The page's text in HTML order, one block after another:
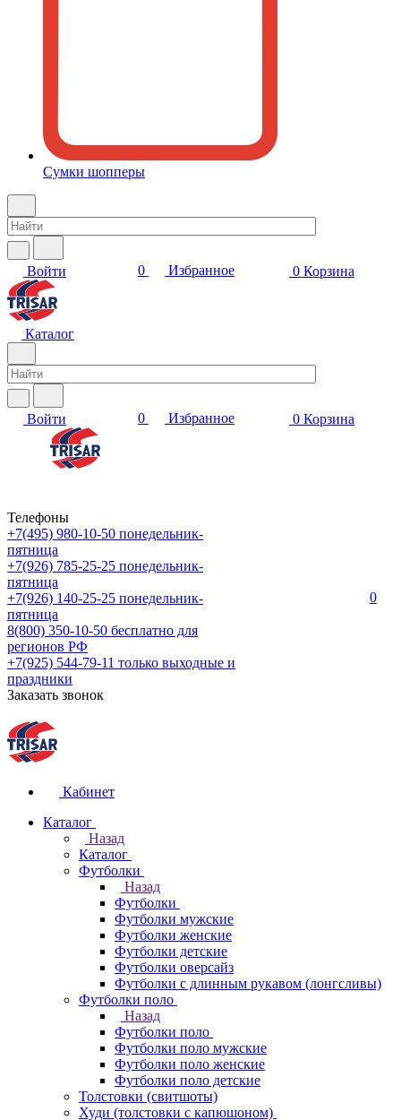
Сумки шопперы
Войти 0 Избранное 0 Корзина
Каталог
Войти 0 Избранное 0 Корзина
Телефоны
+7(495) 980-10-50 понедельник-
пятница
+7(926) 785-25-25 понедельник-
пятница
+7(926) 140-25-25 понедельник-
пятница
8(800) 350-10-50 бесплатно для
регионов РФ
+7(925) 544-79-11 только выходные и
праздники
Заказать звонок
0
Кабинет
Каталог
Назад
Каталог
Футболки
Назад
Футболки
Футболки мужские
Футболки женские
Футболки детские
Футболки оверсайз
Футболки с длинным рукавом (лонгсливы)
Футболки поло
Назад
Футболки поло
Футболки поло мужские
Футболки поло женские
Футболки поло детские
Толстовки (свитшоты)
Худи (толстовки с капюшоном)